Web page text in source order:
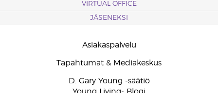
VIRTUAL OFFICE
JÄSENEKSI
Asiakaspalvelu
Tapahtumat & Mediakeskus
D. Gary Young -säätiö